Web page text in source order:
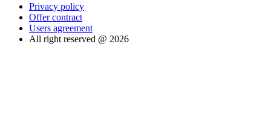
Privacy policy
Offer contract
Users agreement
All right reserved @ 2026